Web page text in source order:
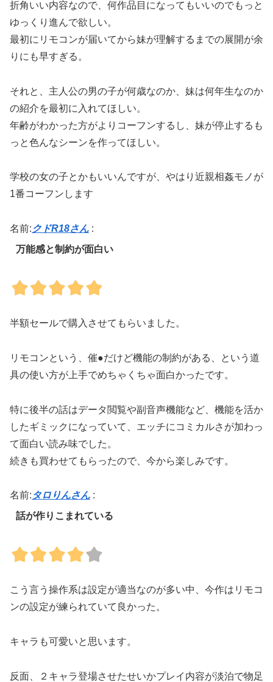
折角いい内容なので、何作品目になってもいいのでもっと
ゆっくり進んで欲しい。
最初にリモコンが届いてから妹が理解するまでの展開が余
りにも早すぎる。
それと、主人公の男の子が何歳なのか、妹は何年生なのか
の紹介を最初に入れてほしい。
年齢がわかった方がよりコーフンするし、妹が停止するも
っと色んなシーンを作ってほしい。
学校の女の子とかもいいんですが、やはり近親相姦モノが
1番コーフンします
名前: クドR18さん :
万能感と制約が面白い
半額セールで購入させてもらいました。
リモコンという、催●だけど機能の制約がある、という道
具の使い方が上手でめちゃくちゃ面白かったです。
特に後半の話はデータ閲覧や副音声機能など、機能を活か
したギミックになっていて、エッチにコミカルさが加わっ
て面白い読み味でした。
続きも買わせてもらったので、今から楽しみです。
名前: タロりんさん :
話が作りこまれている
こう言う操作系は設定が適当なのが多い中、今作はリモコ
ンの設定が練られていて良かった。
キャラも可愛いと思います。
反面、２キャラ登場させたせいかプレイ内容が淡泊で物足